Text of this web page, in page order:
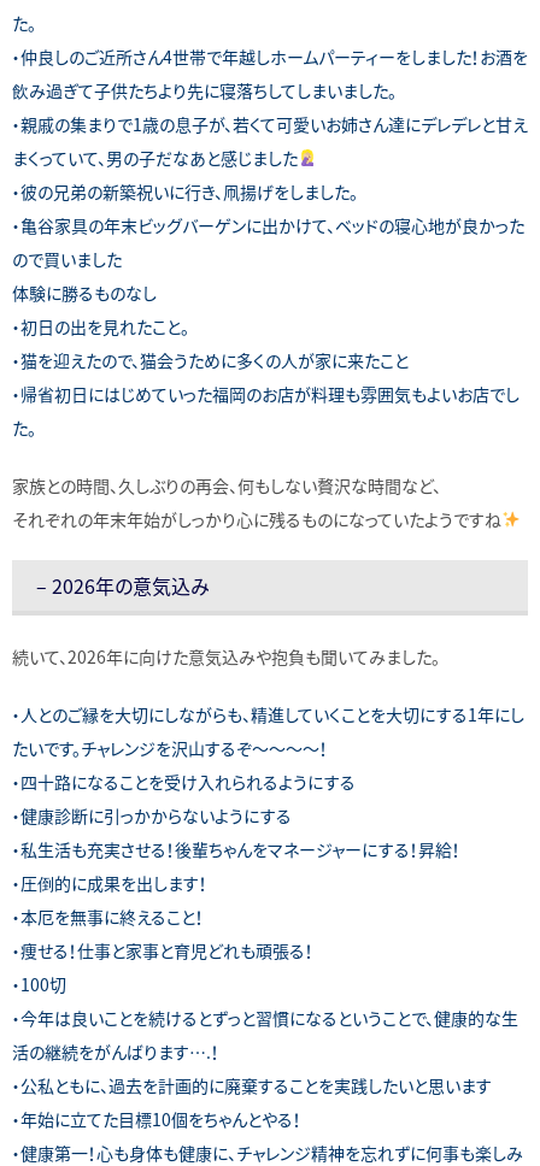
た。
・仲良しのご近所さん4世帯で年越しホームパーティーをしました！お酒を
飲み過ぎて子供たちより先に寝落ちしてしまいました。
・親戚の集まりで1歳の息子が、若くて可愛いお姉さん達にデレデレと甘え
まくっていて、男の子だなあと感じました
・彼の兄弟の新築祝いに行き、凧揚げをしました。
・亀谷家具の年末ビッグバーゲンに出かけて、ベッドの寝心地が良かった
ので買いました
体験に勝るものなし
・初日の出を見れたこと。
・猫を迎えたので、猫会うために多くの人が家に来たこと
・帰省初日にはじめていった福岡のお店が料理も雰囲気もよいお店でし
た。
家族との時間、久しぶりの再会、何もしない贅沢な時間など、
それぞれの年末年始がしっかり心に残るものになっていたようですね
– 2026年の意気込み
続いて、2026年に向けた意気込みや抱負も聞いてみました。
・人とのご縁を大切にしながらも、精進していくことを大切にする1年にし
たいです。チャレンジを沢山するぞ〜〜〜〜！
・四十路になることを受け入れられるようにする
・健康診断に引っかからないようにする
・私生活も充実させる！後輩ちゃんをマネージャーにする！昇給！
・圧倒的に成果を出します！
・本厄を無事に終えること！
・痩せる！仕事と家事と育児どれも頑張る！
・100切
・今年は良いことを続けるとずっと習慣になるということで、健康的な生
活の継続をがんばります….！
・公私ともに、過去を計画的に廃棄することを実践したいと思います
・年始に立てた目標10個をちゃんとやる！
・健康第一！心も身体も健康に、チャレンジ精神を忘れずに何事も楽しみ